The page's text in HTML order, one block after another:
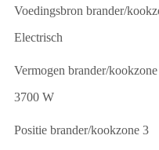
Voedingsbron brander/
Electrisch
Vermogen brander/kookzone
3700 W
Positie brander/kookzone 3